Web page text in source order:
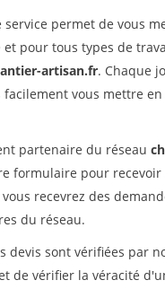
permet de vous
et pour tous types de
artisan.fr. Chaque
facilement vous mettre
partenaire du réseau
formulaire pour
recevrez des
du réseau.
devis sont vérifiées par
de vérifier la véracité